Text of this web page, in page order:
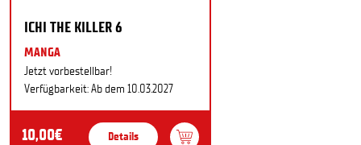
ICHI THE KILLER 6
MANGA
Jetzt vorbestellbar!
Verfügbarkeit: Ab dem 10.03.2027
10,00€ Details